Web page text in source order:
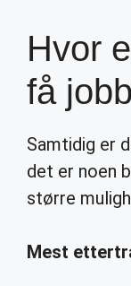
Hvor
få
Samtidig er
det er noen
større
Mest